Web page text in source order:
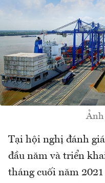
Ảnh
Tại hội nghị đánh
đầu năm và triển
tháng cuối năm